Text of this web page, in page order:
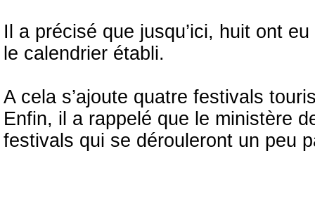
Il a précisé que jusqu’ici, huit ont
le calendrier établi.
A cela s’ajoute quatre festivals
Enfin, il a rappelé que le ministère
festivals qui se dérouleront un peu